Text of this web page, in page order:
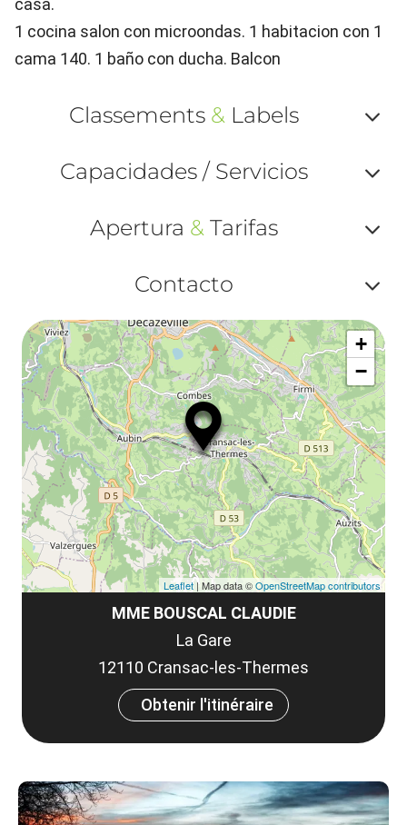
casa.
1 cocina salon con microondas. 1 habitacion con 1
cama 140. 1 baño con ducha. Balcon
Classements &Labels
ou
Capacidades / Servicios
ou
Apertura &Tarifas
ou
et
Contacto
ou
MME BOUSCAL CLAUDIE
La Gare
12110 Cransac-les-Thermes
Obtenir l'itinéraire
+
−
Leaflet| Map data ©OpenStreetMap contributors